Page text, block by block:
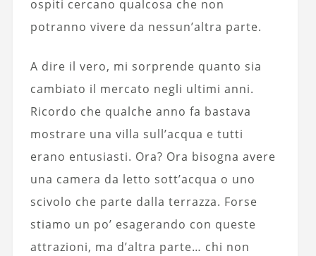
ospiti cercano qualcosa che non
potranno vivere da nessun’altra parte.
A dire il vero, mi sorprende quanto sia
cambiato il mercato negli ultimi anni.
Ricordo che qualche anno fa bastava
mostrare una villa sull’acqua e tutti
erano entusiasti. Ora? Ora bisogna avere
una camera da letto sott’acqua o uno
scivolo che parte dalla terrazza. Forse
stiamo un po’ esagerando con queste
attrazioni, ma d’altra parte… chi non